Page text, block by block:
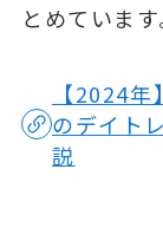
とめています
【2024
のデイト
説